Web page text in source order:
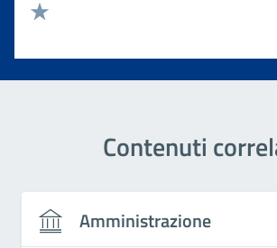
Valuta 2 stelle su 5
Contenuti
Amministrazione